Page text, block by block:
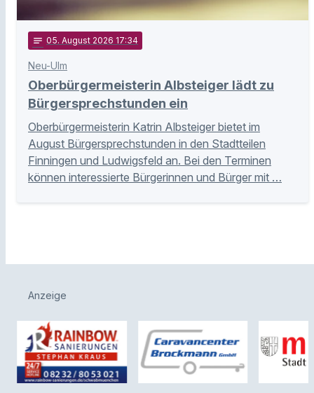
notes 05. August 2026 17:34
Neu-Ulm
Oberbürgermeisterin Albsteiger lädt zu
Bürgersprechstunden ein
Oberbürgermeisterin Katrin Albsteiger bietet im
August Bürgersprechstunden in den Stadtteilen
Finningen und Ludwigsfeld an. Bei den Terminen
können interessierte Bürgerinnen und Bürger mit …
Anzeige